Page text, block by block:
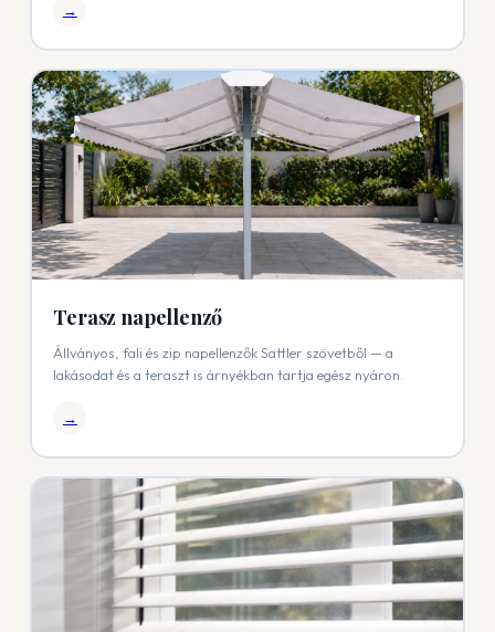
→
Terasz napellenző
Állványos, fali és zip napellenzők Sattler szövetből — a
lakásodat és a teraszt is árnyékban tartja egész nyáron.
→